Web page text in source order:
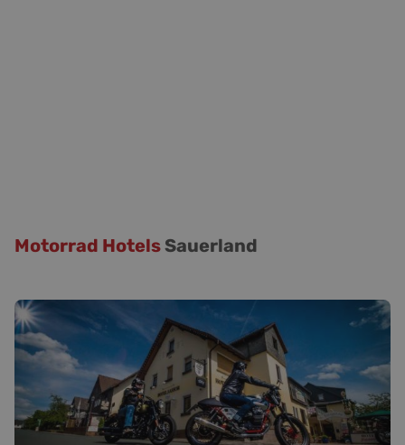
Motorrad HotelsSauerland